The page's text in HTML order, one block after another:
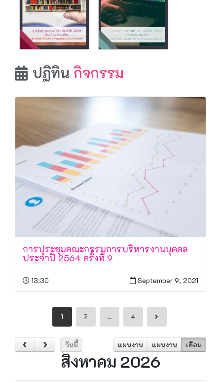
ปฏิทิน กิจกรรม
การประชุมคณะกรรมการบริหารงานบุคคล
ประจำปี 2564 ครั้งที่ 9
13:30 September 9, 2021
1 2 … 4
วันนี้ แผนงาน แผนงาน เดือน
สิงหาคม 2026